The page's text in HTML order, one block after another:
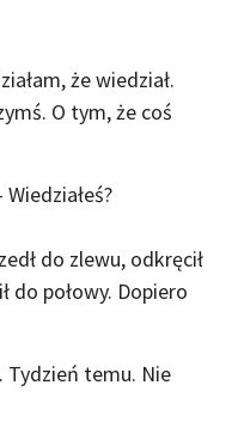
że wiedział.
O tym, że coś
do zlewu, odkręcił
do połowy. Dopiero
Tydzień temu. Nie